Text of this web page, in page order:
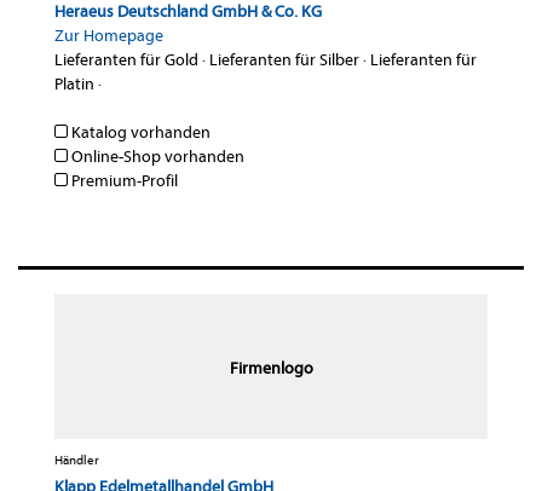
Heraeus Deutschland GmbH & Co. KG
Zur Homepage
Lieferanten für Gold · Lieferanten für Silber· Lieferanten für
Platin ·
Katalog vorhanden
Online-Shop vorhanden
Premium-Profil
Firmenlogo
Händler